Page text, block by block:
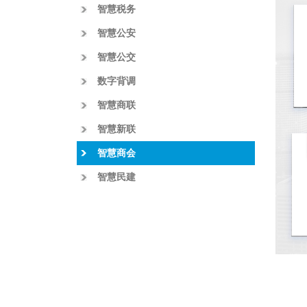
智慧税务
智慧公安
智慧公交
数字背调
智慧商联
智慧新联
智慧商会
智慧民建